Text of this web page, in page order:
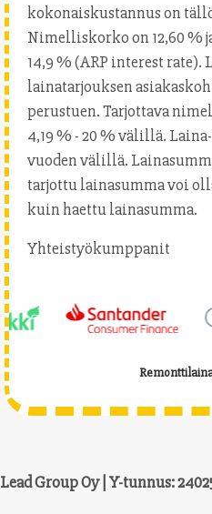
kokonaiskustannus on
Nimelliskorko on 12,60 %
14,9 % (ARP interest
lainatarjouksen
perustuen. Tarjottava
4,19 % - 20 % välillä.
vuoden välillä.
tarjottu lainasumma voi
kuin haettu lainasumma.
Yhteistyökumppanit
Lead Group Oy | Y-tunnus: